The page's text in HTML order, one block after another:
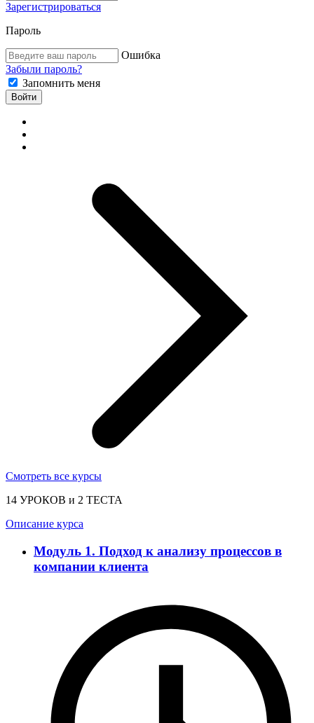
Зарегистрироваться
Пароль
Ошибка
Забыли пароль?
Запомнить меня
Войти
Смотреть все курсы
14 УРОКОВ и 2 ТЕСТА
Описание курса
Модуль 1. Подход к анализу процессов в
компании клиента